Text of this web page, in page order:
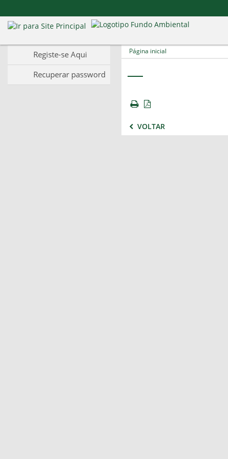
Registe-se Aqui
Recuperar password
Página inicial
VOLTAR